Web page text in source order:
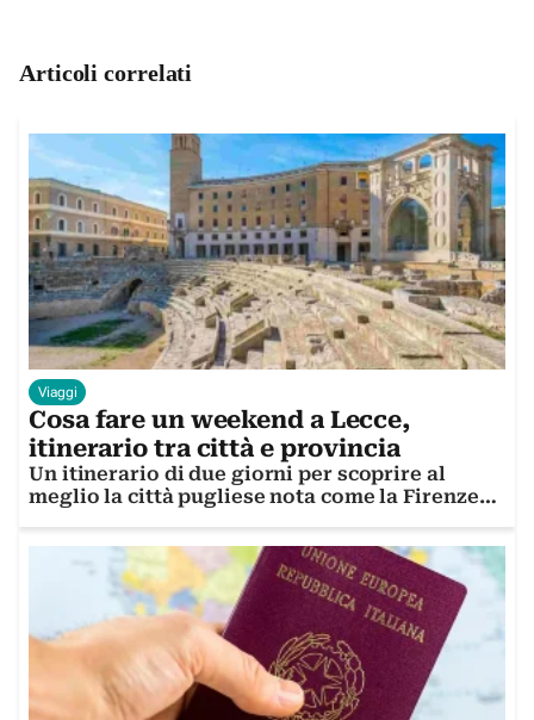
Articoli correlati
Viaggi
Cosa fare un weekend a Lecce,
itinerario tra città e provincia
Un itinerario di due giorni per scoprire al
meglio la città pugliese nota come la Firenze